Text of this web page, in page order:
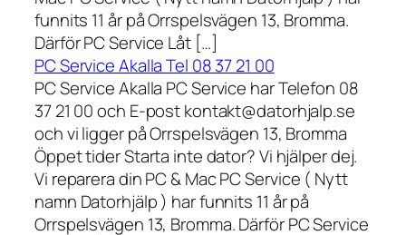
funnits 11 år på Orrspelsvägen 13, Bromma.
Därför PC Service Låt […]
PC Service Akalla Tel 08 37 21 00
PC Service Akalla PC Service har Telefon 08
37 21 00 och E-post kontakt@datorhjalp.se
och vi ligger på Orrspelsvägen 13, Bromma
Öppet tider Starta inte dator? Vi hjälper dej.
Vi reparera din PC & Mac PC Service ( Nytt
namn Datorhjälp ) har funnits 11 år på
Orrspelsvägen 13, Bromma. Därför PC Service